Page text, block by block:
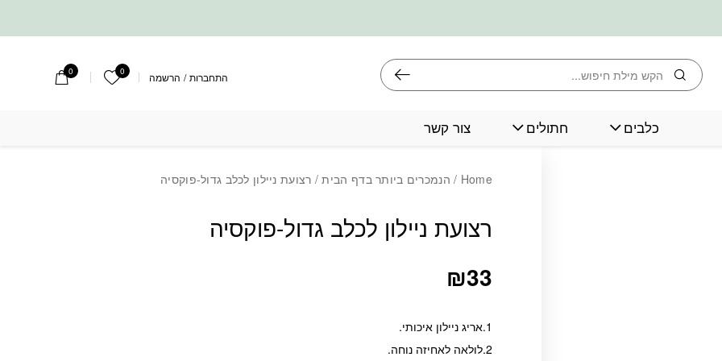
התחברות / הרשמה 0 הרשימה שלי
0 חיפוש
כלבים חתולים צור קשר
Home
/ הנמכרים ביותר בדף הבית/ רצועת ניילון לכלב גדול-פוקסיה
רצועת ניילון לכלב גדול-פוקסיה
₪33
1.אריג ניילון איכותי.
2.לולאה לאחיזה נוחה.